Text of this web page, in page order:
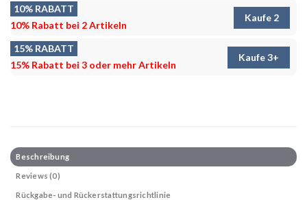
10% RABATT
10% Rabatt bei 2 Artikeln
Kaufe 2
15% RABATT
15% Rabatt bei 3 oder mehr Artikeln
Kaufe 3+
Beschreibung
Reviews (0)
Rückgabe- und Rückerstattungsrichtlinie